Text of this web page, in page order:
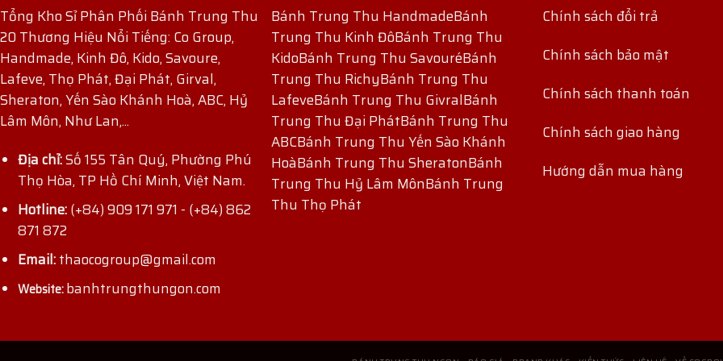
Tổng Kho Sỉ Phân Phối Bánh Trung Thu
20 Thương Hiệu Nổi Tiếng: Co Group,
Handmade, Kinh Đô, Kido, Savoure,
Lafeve, Thọ Phát, Đại Phát, Girval,
Sheraton, Yến Sào Khánh Hoà, ABC, Hỷ
Lâm Môn, Như Lan,...
Địa chỉ:Số 155 Tân Quý, Phường Phú
Thọ Hòa, TP Hồ Chí Minh, Việt Nam.
Hotline:(+84) 909 171 971 - (+84) 862
871 872
Email:thaocogroup@gmail.com
Website:banhtrungthungon.com
Bánh Trung Thu HandmadeBánh
Trung Thu Kinh ĐôBánh Trung Thu
KidoBánh Trung Thu SavouréBánh
Trung Thu RichyBánh Trung Thu
LafeveBánh Trung Thu GivralBánh
Trung Thu Đại PhátBánh Trung Thu
ABCBánh Trung Thu Yến Sào Khánh
HoàBánh Trung Thu SheratonBánh
Trung Thu Hỷ Lâm MônBánh Trung
Thu Thọ Phát
Chính sách đổi trả
Chính sách bảo mật
Chính sách thanh toán
Chính sách giao hàng
Hướng dẫn mua hàng
ĐĂNG KÝ NHẬN ƯU ĐÃI